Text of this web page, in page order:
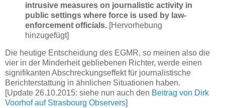
intrusive measures on journalistic activity in
public settings where force is used by law-
enforcement officials. [Hervorhebung
hinzugefügt]
Die heutige Entscheidung des EGMR, so meinen also die
vier in der Minderheit gebliebenen Richter, werde einen
signifikanten Abschreckungseffekt für journalistische
Berichterstattung in ähnlichen Situationen haben.
[Update 26.10.2015: siehe nun auch den Beitrag von Dirk
Voorhof auf Strasbourg Observers]